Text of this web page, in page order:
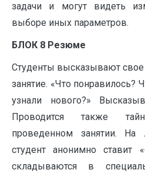
задачи и могут видеть
выборе иных параметров.
БЛОК 8 Резюме
Студенты высказывают
занятие. «Что понравилось?
узнали нового?»
Проводится также
проведенном занятии.
студент анонимно ставит
складываются в